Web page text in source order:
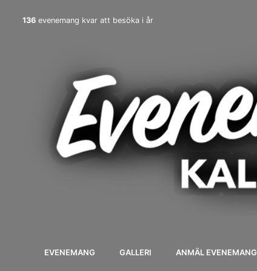
136 evenemang kvar att besöka i år
EVENEMANG GALLERI ANMÄL EVENEMANG